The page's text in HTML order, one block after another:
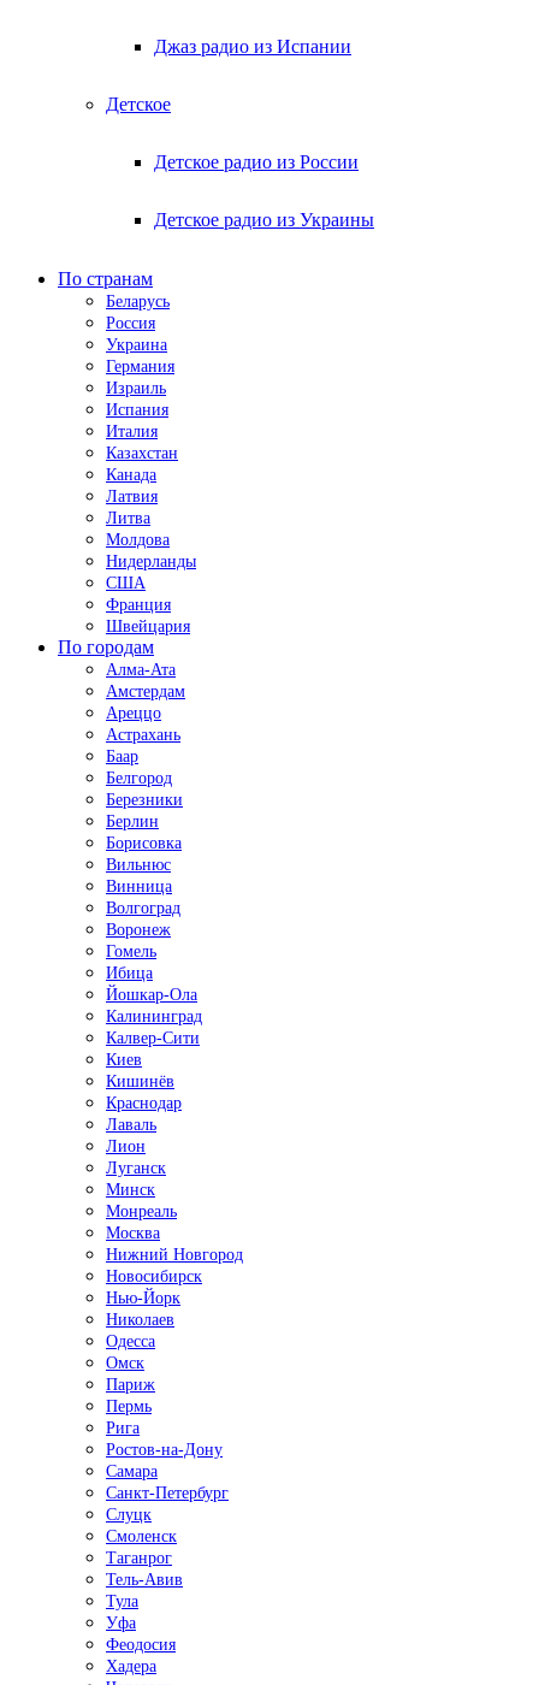
Джаз радио из Испании
Детское
Детское радио из России
Детское радио из Украины
По странам
Беларусь
Россия
Украина
Германия
Израиль
Испания
Италия
Казахстан
Канада
Латвия
Литва
Молдова
Нидерланды
США
Франция
Швейцария
По городам
Алма-Ата
Амстердам
Ареццо
Астрахань
Баар
Белгород
Березники
Берлин
Борисовка
Вильнюс
Винница
Волгоград
Воронеж
Гомель
Ибица
Йошкар-Ола
Калининград
Калвер-Сити
Киев
Кишинёв
Краснодар
Лаваль
Лион
Луганск
Минск
Монреаль
Москва
Нижний Новгород
Новосибирск
Нью-Йорк
Николаев
Одесса
Омск
Париж
Пермь
Рига
Ростов-на-Дону
Самара
Санкт-Петербург
Слуцк
Смоленск
Таганрог
Тель-Авив
Тула
Уфа
Феодосия
Хадера